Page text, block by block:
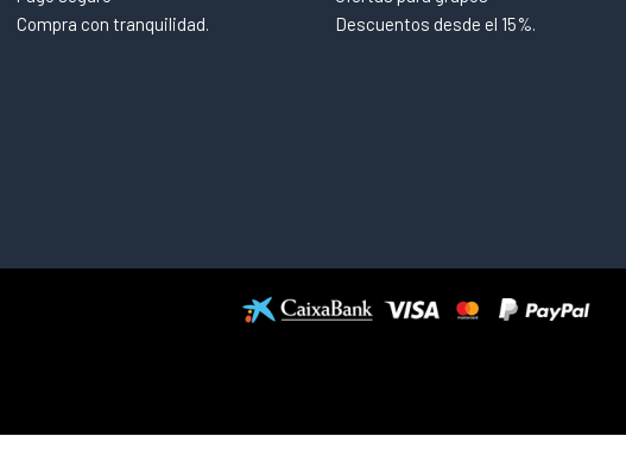
Compra con tranquilidad.
Descuentos desde el 15%.